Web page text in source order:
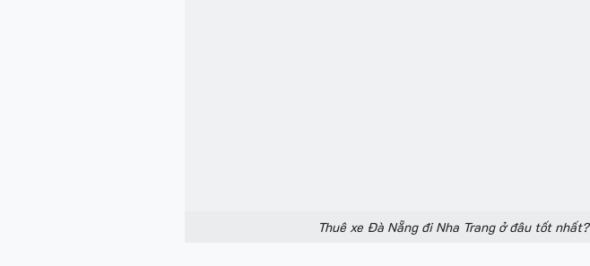
Thuê xe Đà Nẵng đi Nha Trang ở đâu tốt nhất?